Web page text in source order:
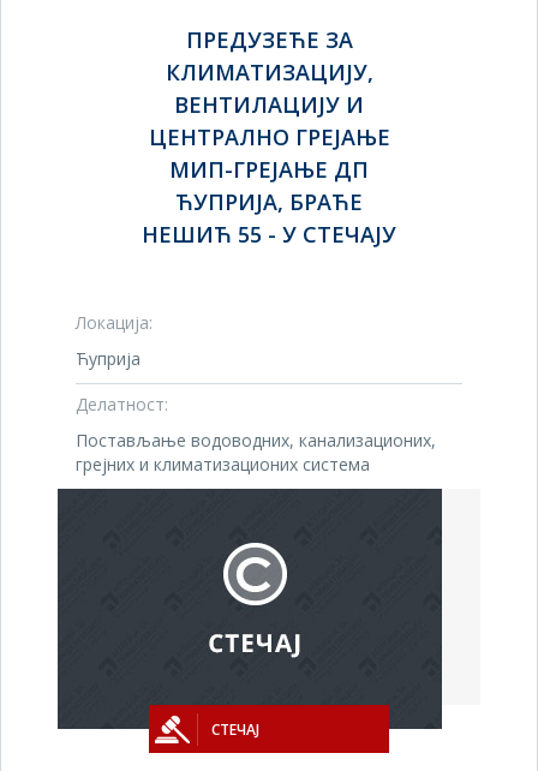
ПРЕДУЗЕЋЕ ЗА
КЛИМАТИЗАЦИЈУ,
ВЕНТИЛАЦИЈУ И
ЦЕНТРАЛНО ГРЕЈАЊЕ
МИП-ГРЕЈАЊЕ ДП
ЋУПРИЈА, БРАЋЕ
НЕШИЋ 55 - У СТЕЧАЈУ
Локација:
Ћуприја
Делатност:
Постављање водоводних, канализационих,
грејних и климатизационих система
СТЕЧАЈ